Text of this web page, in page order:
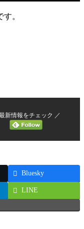
。
新情報をチェック ／
Bluesky
LINE